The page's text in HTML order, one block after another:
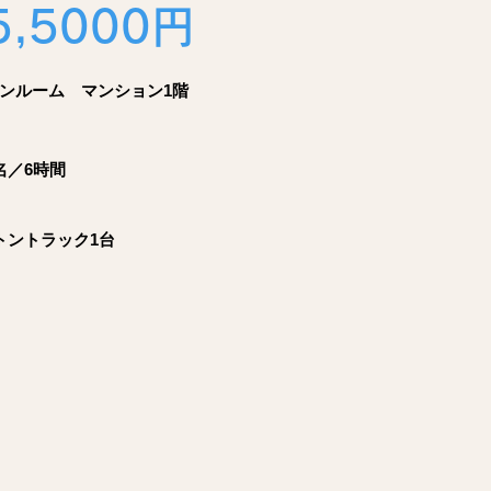
円
ルーム マンション1階
／6時間
ントラック1台